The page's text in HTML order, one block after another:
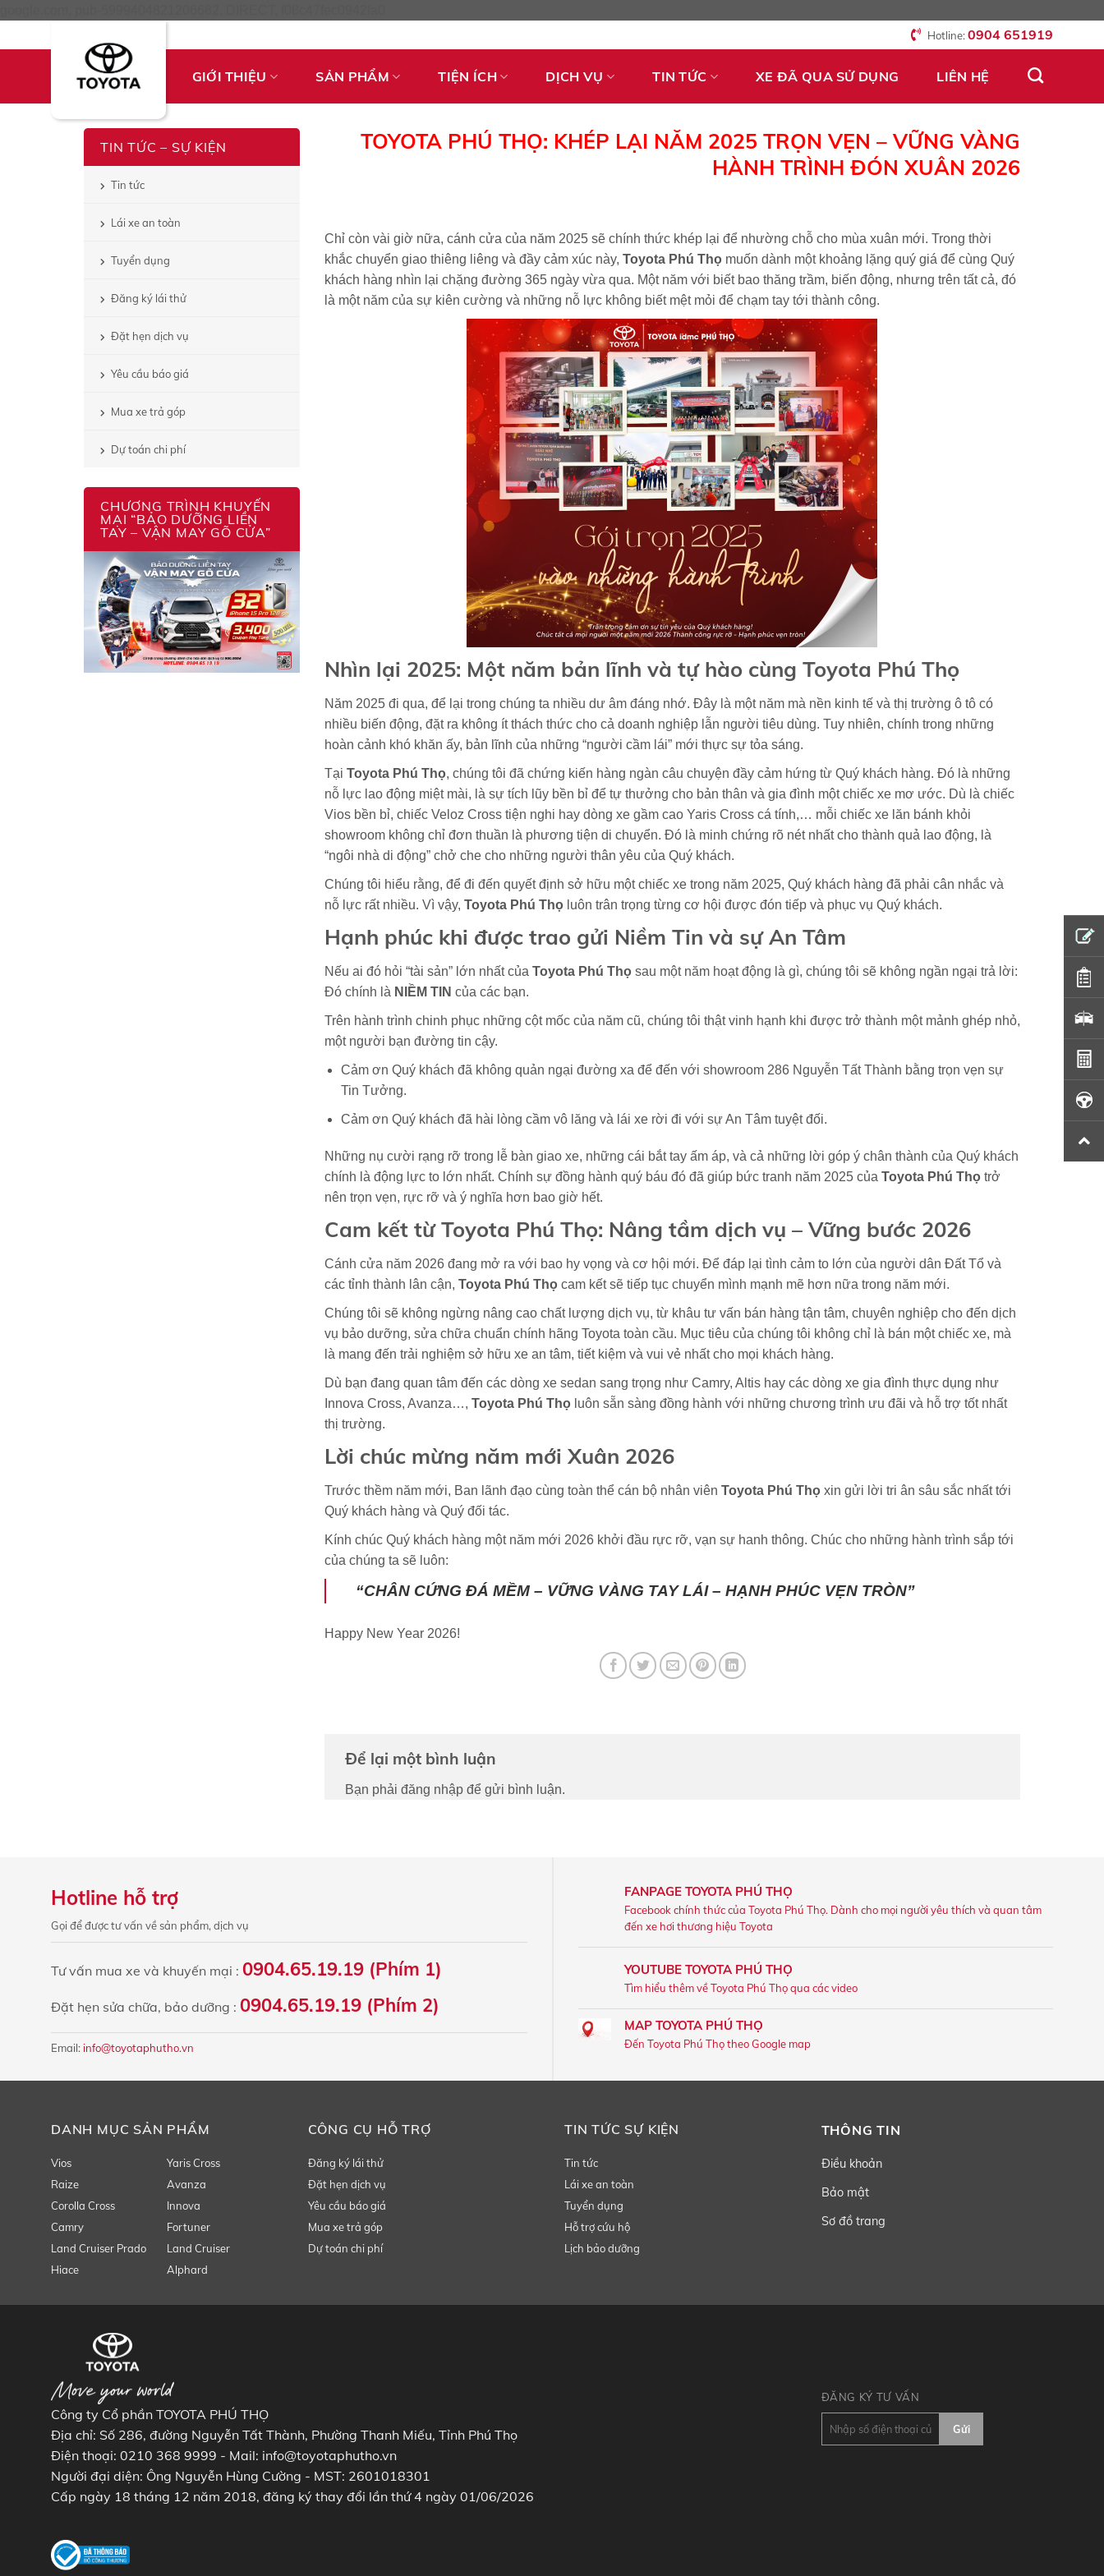
content
Hotline:0904 651919
GIỚI THIỆU SẢN PHẨM TIỆN ÍCH DỊCH VỤ TIN TỨC XE ĐÃ QUA SỬ DỤNG LIÊN HỆ
TIN TỨC – SỰ KIỆN
Tin tức
Lái xe an toàn
Tuyển dụng
Đăng ký lái thử
Đặt hẹn dịch vụ
Yêu cầu báo giá
Mua xe trả góp
Dự toán chi phí
CHƯƠNG TRÌNH KHUYẾN
MẠI “BẢO DƯỠNG LIỀN
TAY – VẬN MAY GÕ CỬA”
TOYOTA PHÚ THỌ: KHÉP LẠI NĂM 2025 TRỌN VẸN – VỮNG VÀNG
HÀNH TRÌNH ĐÓN XUÂN 2026
Chỉ còn vài giờ nữa, cánh cửa của năm 2025 sẽ chính thức khép lại để nhường chỗ cho mùa xuân mới. Trong thời
khắc chuyển giao thiêng liêng và đầy cảm xúc này, Toyota Phú Thọmuốn dành một khoảng lặng quý giá để cùng Quý
khách hàng nhìn lại chặng đường 365 ngày vừa qua. Một năm với biết bao thăng trầm, biến động, nhưng trên tất cả, đó
là một năm của sự kiên cường và những nỗ lực không biết mệt mỏi để chạm tay tới thành công.
Nhìn lại 2025: Một năm bản lĩnh và tự hào cùng Toyota Phú Thọ
Năm 2025 đi qua, để lại trong chúng ta nhiều dư âm đáng nhớ. Đây là một năm mà nền kinh tế và thị trường ô tô có
nhiều biến động, đặt ra không ít thách thức cho cả doanh nghiệp lẫn người tiêu dùng. Tuy nhiên, chính trong những
hoàn cảnh khó khăn ấy, bản lĩnh của những “người cầm lái” mới thực sự tỏa sáng.
Tại Toyota Phú Thọ, chúng tôi đã chứng kiến hàng ngàn câu chuyện đầy cảm hứng từ Quý khách hàng. Đó là những
nỗ lực lao động miệt mài, là sự tích lũy bền bỉ để tự thưởng cho bản thân và gia đình một chiếc xe mơ ước. Dù là chiếc
Vios bền bỉ, chiếc Veloz Cross tiện nghi hay dòng xe gầm cao Yaris Cross cá tính,… mỗi chiếc xe lăn bánh khỏi
showroom không chỉ đơn thuần là phương tiện di chuyển. Đó là minh chứng rõ nét nhất cho thành quả lao động, là
“ngôi nhà di động” chở che cho những người thân yêu của Quý khách.
Chúng tôi hiểu rằng, để đi đến quyết định sở hữu một chiếc xe trong năm 2025, Quý khách hàng đã phải cân nhắc và
nỗ lực rất nhiều. Vì vậy, Toyota Phú Thọ luôn trân trọng từng cơ hội được đón tiếp và phục vụ Quý khách.
Hạnh phúc khi được trao gửi Niềm Tin và sự An Tâm
Nếu ai đó hỏi “tài sản” lớn nhất của Toyota Phú Thọsau một năm hoạt động là gì, chúng tôi sẽ không ngần ngại trả lời:
Đó chính là NIỀM TIN của các bạn.
Trên hành trình chinh phục những cột mốc của năm cũ, chúng tôi thật vinh hạnh khi được trở thành một mảnh ghép nhỏ,
một người bạn đường tin cậy.
Cảm ơn Quý khách đã không quản ngại đường xa để đến với showroom 286 Nguyễn Tất Thành bằng trọn vẹn sự
Tin Tưởng.
Cảm ơn Quý khách đã hài lòng cầm vô lăng và lái xe rời đi với sự An Tâm tuyệt đối.
Những nụ cười rạng rỡ trong lễ bàn giao xe, những cái bắt tay ấm áp, và cả những lời góp ý chân thành của Quý khách
chính là động lực to lớn nhất. Chính sự đồng hành quý báu đó đã giúp bức tranh năm 2025 của Toyota Phú Thọtrở
nên trọn vẹn, rực rỡ và ý nghĩa hơn bao giờ hết.
Cam kết từ Toyota Phú Thọ: Nâng tầm dịch vụ – Vững bước 2026
Cánh cửa năm 2026 đang mở ra với bao hy vọng và cơ hội mới. Để đáp lại tình cảm to lớn của người dân Đất Tổ và
các tỉnh thành lân cận, Toyota Phú Thọcam kết sẽ tiếp tục chuyển mình mạnh mẽ hơn nữa trong năm mới.
Chúng tôi sẽ không ngừng nâng cao chất lượng dịch vụ, từ khâu tư vấn bán hàng tận tâm, chuyên nghiệp cho đến dịch
vụ bảo dưỡng, sửa chữa chuẩn chính hãng Toyota toàn cầu. Mục tiêu của chúng tôi không chỉ là bán một chiếc xe, mà
là mang đến trải nghiệm sở hữu xe an tâm, tiết kiệm và vui vẻ nhất cho mọi khách hàng.
Dù bạn đang quan tâm đến các dòng xe sedan sang trọng như Camry, Altis hay các dòng xe gia đình thực dụng như
Innova Cross, Avanza…, Toyota Phú Thọl uôn sẵn sàng đồng hành với những chương trình ưu đãi và hỗ trợ tốt nhất
thị trường.
Lời chúc mừng năm mới Xuân 2026
Trước thềm năm mới, Ban lãnh đạo cùng toàn thể cán bộ nhân viên Toyota Phú Thọxin gửi lời tri ân sâu sắc nhất tới
Quý khách hàng và Quý đối tác.
Kính chúc Quý khách hàng một năm mới 2026 khởi đầu rực rỡ, vạn sự hanh thông. Chúc cho những hành trình sắp tới
của chúng ta sẽ luôn:
“CHÂN CỨNG ĐÁ MỀM – VỮNG VÀNG TAY LÁI – HẠNH PHÚC VẸN TRÒN”
Happy New Year 2026!
Để lại một bình luận
Bạn phải đăng nhậpđể gửi bình luận.
Hotline hỗ trợ
Gọi để được tư vấn về sản phẩm, dịch vụ
Tư vấn mua xe và khuyến mại : 0904.65.19.19 (Phím 1)
Đặt hẹn sửa chữa, bảo dưỡng : 0904.65.19.19 (Phím 2)
Email: info@toyotaphutho.vn
FANPAGE TOYOTA PHÚ THỌ
Facebook chính thức của Toyota Phú Thọ. Dành cho mọi người yêu thích và quan tâm
đến xe hơi thương hiệu Toyota
YOUTUBE TOYOTA PHÚ THỌ
Tìm hiểu thêm về Toyota Phú Thọ qua các video
MAP TOYOTA PHÚ THỌ
Đến Toyota Phú Thọ theo Google map
DANH MỤC SẢN PHẨM
Vios
Yaris Cross
Raize
Avanza
Corolla Cross
Innova
Camry
Fortuner
Land Cruiser Prado
Land Cruiser
Hiace
Alphard
CÔNG CỤ HỖ TRỢ
Đăng ký lái thử
Đặt hẹn dịch vụ
Yêu cầu báo giá
Mua xe trả góp
Dự toán chi phí
TIN TỨC SỰ KIỆN
Tin tức
Lái xe an toàn
Tuyển dụng
Hỗ trợ cứu hộ
Lịch bảo dưỡng
THÔNG TIN
Điều khoản
Bảo mật
Sơ đồ trang
Công ty Cổ phần TOYOTA PHÚ THỌ
Địa chỉ: Số 286, đường Nguyễn Tất Thành, Phường Thanh Miếu, Tỉnh Phú Thọ
Điện thoại: 0210 368 9999 - Mail: info@toyotaphutho.vn
Người đại diện: Ông Nguyễn Hùng Cường - MST: 2601018301
Cấp ngày 18 tháng 12 năm 2018, đăng ký thay đổi lần thứ 4 ngày 01/06/2026
ĐĂNG KÝ TƯ VẤN